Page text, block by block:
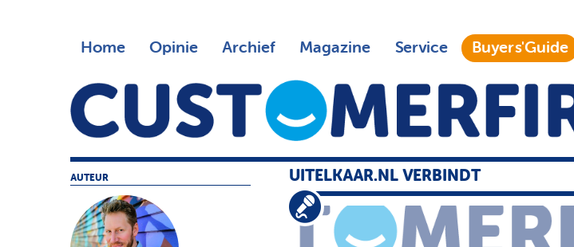
Home Opinie Archief Magazine Service Buyers'Guide
UITELKAAR.NL VERBINDT
AUTEUR